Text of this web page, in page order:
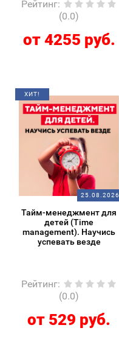
Рейтинг:
(0.0)
от 4255 руб.
ХИТ!
25.08.2026
Тайм-менеджмент для
детей (Time
management). Научись
успевать везде
Рейтинг:
(0.0)
от 529 руб.